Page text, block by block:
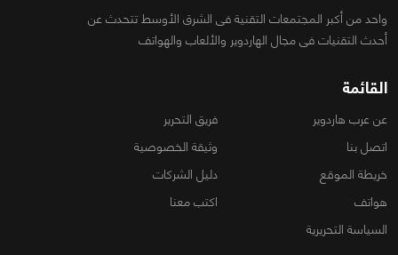
واحد من أكبر المجتمعات التقنية فى الشرق الأوسط تتحدث عن
أحدث التقنيات فى مجال الهاردوير والألعاب والهواتف
القائمة
عن عرب هاردوير
فريق التحرير
اتصل بنا
وثيقة الخصوصية
خريطة الموقع
دليل الشركات
هواتف
اكتب معنا
السياسة التحريرية